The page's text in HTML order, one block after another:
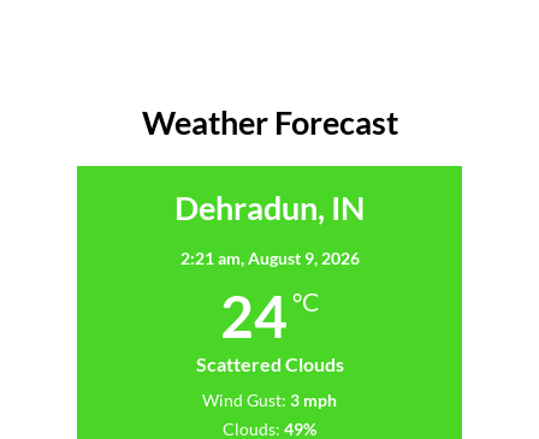
Weather Forecast
Dehradun, IN
2:21 am,August 9, 2026
24 °C
Scattered Clouds
Wind Gust: 3 mph
Clouds: 49%